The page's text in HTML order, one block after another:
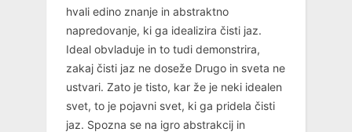
hvali edino znanje in abstraktno
napredovanje, ki ga idealizira čisti jaz.
Ideal obvladuje in to tudi demonstrira,
zakaj čisti jaz ne doseže Drugo in sveta ne
ustvari. Zato je tisto, kar že je neki idealen
svet, to je pojavni svet, ki ga pridela čisti
jaz. Spozna se na igro abstrakcij in